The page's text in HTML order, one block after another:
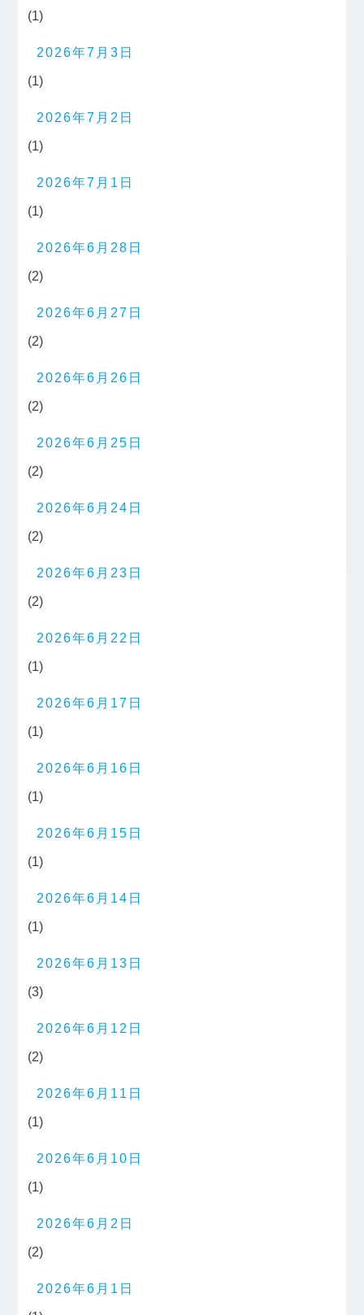
(1)
2026年7月3日
(1)
2026年7月2日
(1)
2026年7月1日
(1)
2026年6月28日
(2)
2026年6月27日
(2)
2026年6月26日
(2)
2026年6月25日
(2)
2026年6月24日
(2)
2026年6月23日
(2)
2026年6月22日
(1)
2026年6月17日
(1)
2026年6月16日
(1)
2026年6月15日
(1)
2026年6月14日
(1)
2026年6月13日
(3)
2026年6月12日
(2)
2026年6月11日
(1)
2026年6月10日
(1)
2026年6月2日
(2)
2026年6月1日